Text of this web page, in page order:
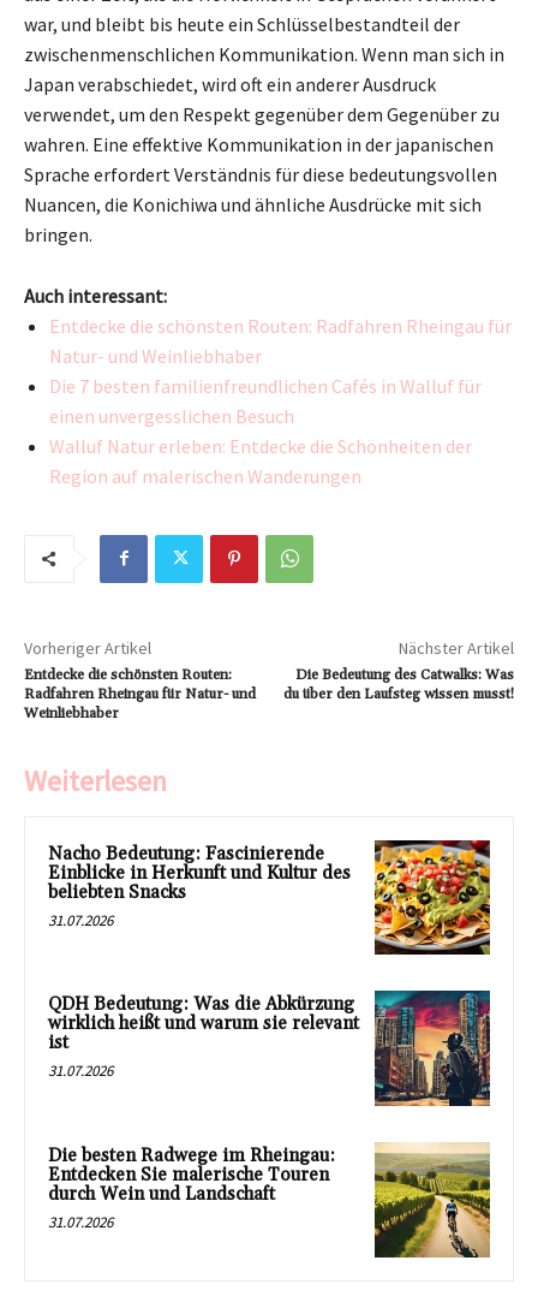
war, und bleibt bis heute ein Schlüsselbestandteil der
zwischenmenschlichen Kommunikation. Wenn man sich in
Japan verabschiedet, wird oft ein anderer Ausdruck
verwendet, um den Respekt gegenüber dem Gegenüber zu
wahren. Eine effektive Kommunikation in der japanischen
Sprache erfordert Verständnis für diese bedeutungsvollen
Nuancen, die Konichiwa und ähnliche Ausdrücke mit sich
bringen.
Auch interessant:
Entdecke die schönsten Routen: Radfahren Rheingau für
Natur- und Weinliebhaber
Die 7 besten familienfreundlichen Cafés in Walluf für
einen unvergesslichen Besuch
Walluf Natur erleben: Entdecke die Schönheiten der
Region auf malerischen Wanderungen
Vorheriger Artikel
Entdecke die schönsten Routen:
Radfahren Rheingau für Natur- und
Weinliebhaber
Nächster Artikel
Die Bedeutung des Catwalks: Was
du über den Laufsteg wissen musst!
Weiterlesen
Nacho Bedeutung: Fascinierende
Einblicke in Herkunft und Kultur des
beliebten Snacks
31.07.2026
QDH Bedeutung: Was die Abkürzung
wirklich heißt und warum sie relevant
ist
31.07.2026
Die besten Radwege im Rheingau:
Entdecken Sie malerische Touren
durch Wein und Landschaft
31.07.2026